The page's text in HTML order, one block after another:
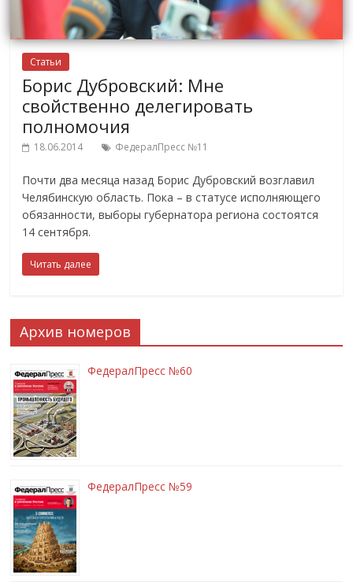
Статьи
Борис Дубровский: Мне
свойственно делегировать
полномочия
18.06.2014 ФедералПресс №11
Почти два месяца назад Борис Дубровский возглавил
Челябинскую область. Пока – в статусе исполняющего
обязанности, выборы губернатора региона состоятся
14 сентября.
Читать далее
Архив номеров
ФедералПресс №60
ФедералПресс №59